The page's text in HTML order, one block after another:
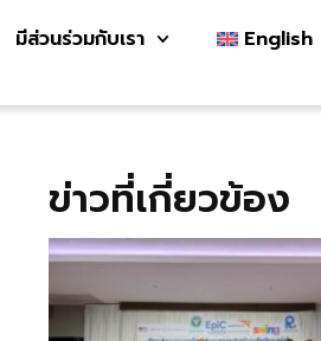
มีส่วนร่วมกับเรา English
ข่าวที่เกี่ยวข้อง